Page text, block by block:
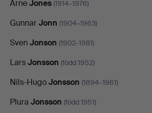
ArneJones (1914–1976)
GunnarJonn (1904–1963)
Sven Jonson (1902–1981)
LarsJonsson (född 1952)
Nils-HugoJonsson (1894–1961)
Plura Jonsson (född 1951)